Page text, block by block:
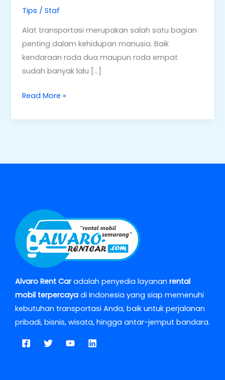
Tips /Staf
Alat transportasi merupakan salah satu bagian
penting dalam kehidupan manusia. Baik
kendaraan roda dua maupun roda empat
sudah banyak lalu […]
Read More »
Alvaro Rent Caradalah penyedia layanan rental
mobil terpercaya di Indonesia yang siap memenuhi
kebutuhan transportasi Anda, baik untuk perjalanan
pribadi, bisnis, wisata, hingga antar-jemput bandara.